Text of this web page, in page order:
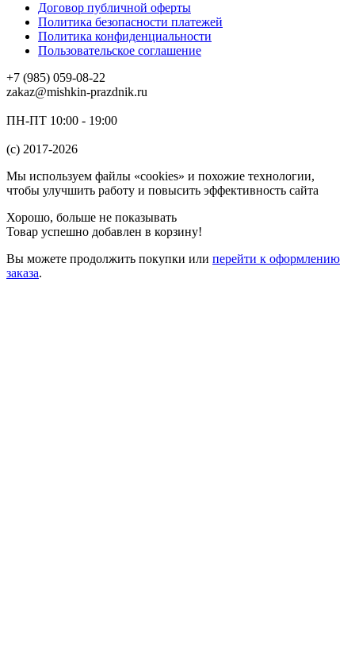
Договор публичной оферты
Политика безопасности платежей
Политика конфиденциальности
Пользовательское соглашение
+7 (985) 059-08-22
zakaz@mishkin-prazdnik.ru
ПН-ПТ 10:00 - 19:00
(c) 2017-2026
Мы используем файлы «cookies» и похожие технологии,
чтобы улучшить работу и повысить эффективность сайта
Хорошо, больше не показывать
Товар успешно добавлен в корзину!
Вы можете продолжить покупки или перейти к оформлению
заказа.